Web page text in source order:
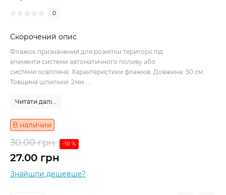
0
Скорочений опис
Флажок призначений для розмітки території під
елементи системи автоматичного поливу або
системи освітленя. Характеристики флажків: Довжина: 50 см.
Товщина шпильки: 2мм. ...
Читати далі...
В наличии
30.00 грн -10 %
27.00 грн
Знайшли дешевше?